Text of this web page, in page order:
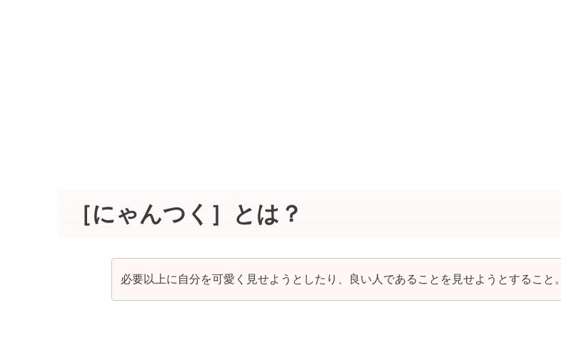
［にゃんつく］とは？
必要以上に自分を可愛く見せようとしたり、良い人であることを見せようとすること。